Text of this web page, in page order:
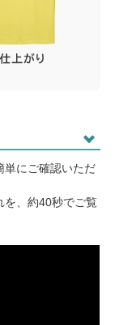
単にご確認いただ
を、約40秒でご覧